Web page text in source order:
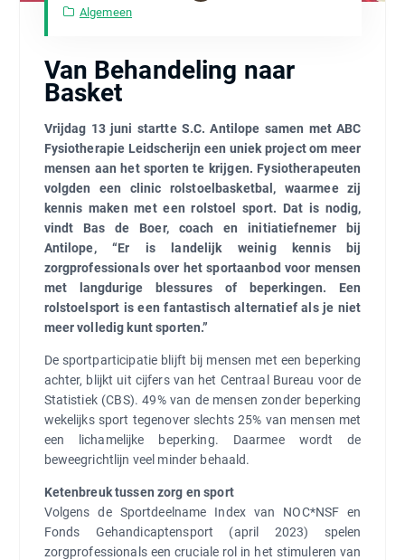
Algemeen
Van Behandeling naar
Basket
Vrijdag 13 juni startte S.C. Antilope samen met ABC
Fysiotherapie Leidscherijn een uniek project om meer
mensen aan het sporten te krijgen. Fysiotherapeuten
volgden een clinic rolstoelbasketbal, waarmee zij
kennis maken met een rolstoel sport. Dat is nodig,
vindt Bas de Boer, coach en initiatiefnemer bij
Antilope, “Er is landelijk weinig kennis bij
zorgprofessionals over het sportaanbod voor mensen
met langdurige blessures of beperkingen. Een
rolstoelsport is een fantastisch alternatief als je niet
meer volledig kunt sporten.”
De sportparticipatie blijft bij mensen met een beperking
achter, blijkt uit cijfers van het Centraal Bureau voor de
Statistiek (CBS). 49% van de mensen zonder beperking
wekelijks sport tegenover slechts 25% van mensen met
een lichamelijke beperking. Daarmee wordt de
beweegrichtlijn veel minder behaald.
Ketenbreuk tussen zorg en sport
Volgens de Sportdeelname Index van NOC*NSF en
Fonds Gehandicaptensport (april 2023) spelen
zorgprofessionals een cruciale rol in het stimuleren van